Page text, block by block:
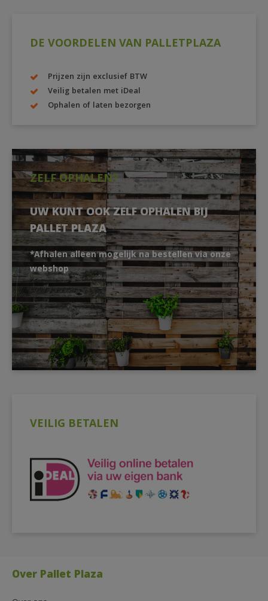
DE VOORDELEN VAN PALLETPLAZA
Prijzen zijn exclusief BTW
Veilig betalen met iDeal
Ophalen of laten bezorgen
ZELF OPHALEN?
UW KUNT OOK ZELF OPHALEN BIJ
PALLET PLAZA
*Afhalen alleen mogelijk na bestellen via onze
webshop
VEILIG BETALEN
Over Pallet Plaza